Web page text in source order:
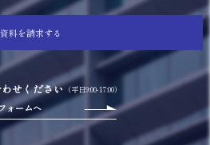
資料を請求する
せください （平日9:00-17:00）
ォームへ